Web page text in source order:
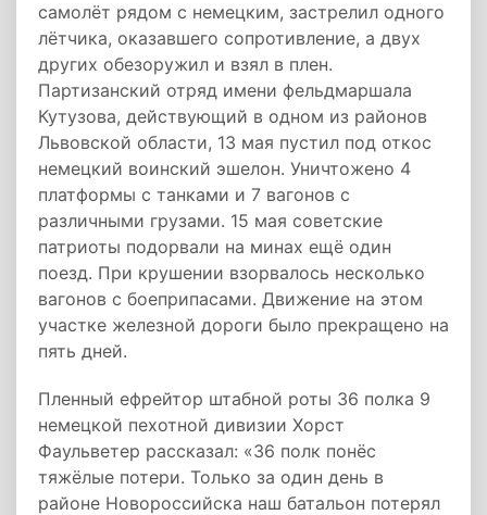
самолёт рядом с немецким, застрелил одного
лётчика, оказавшего сопротивление, а двух
других обезоружил и взял в плен.
Партизанский отряд имени фельдмаршала
Кутузова, действующий в одном из районов
Львовской области, 13 мая пустил под откос
немецкий воинский эшелон. Уничтожено 4
платформы с танками и 7 вагонов с
различными грузами. 15 мая советские
патриоты подорвали на минах ещё один
поезд. При крушении взорвалось несколько
вагонов с боеприпасами. Движение на этом
участке железной дороги было прекращено на
пять дней.
Пленный ефрейтор штабной роты 36 полка 9
немецкой пехотной дивизии Хорст
Фаульветер рассказал: «36 полк понёс
тяжёлые потери. Только за один день в
районе Новороссийска наш батальон потерял